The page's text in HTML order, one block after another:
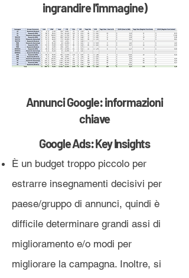
ingrandire l'immagine)
Annunci Google: informazioni
chiave
Google Ads: Key Insights
È un budget troppo piccolo per
estrarre insegnamenti decisivi per
paese/gruppo di annunci, quindi è
difficile determinare grandi assi di
miglioramento e/o modi per
migliorare la campagna. Inoltre, si